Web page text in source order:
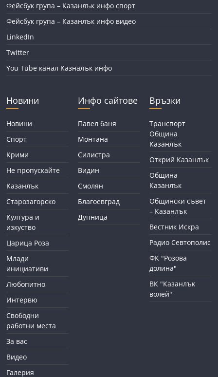
Фейсбук група – Казанлък инфо спорт
Фейсбук група – Казанлък инфо видео
LinkedIn
Twitter
You Tube канал Казналък инфо
Новини
Новини
Спорт
Крими
Не пропускайте
Казанлък
Старозагорско
Култура и
изкуство
Царица Роза
Млади
инициативи
Любопитно
Интервю
Свободни
работни места
За вас
Видео
Галерия
Инфо сайтове
Павел баня
Монтана
Силистра
Видин
Смолян
Благоевград
Дупница
Връзки
Транспорт
Община
Казанлък
Открий Казанлък
Община
Казанлък
Общински съвет
– Казанлък
Вестник Искра
Радио Севтополис
ФК "Розова
долина"
ВК "Казанлък
волей"